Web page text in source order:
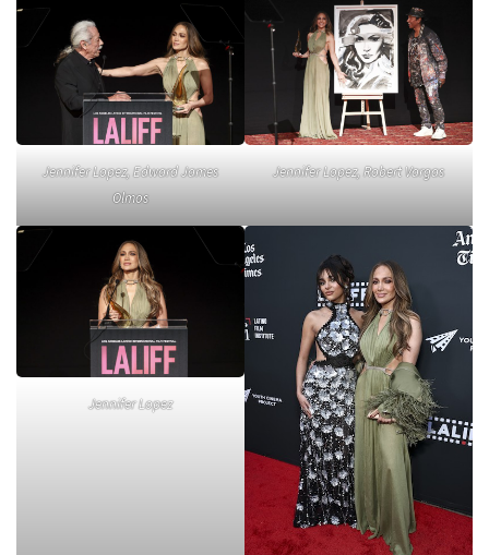
Jennifer Lopez, Edward James
Olmos
Jennifer Lopez, Robert Vargas
Jennifer Lopez